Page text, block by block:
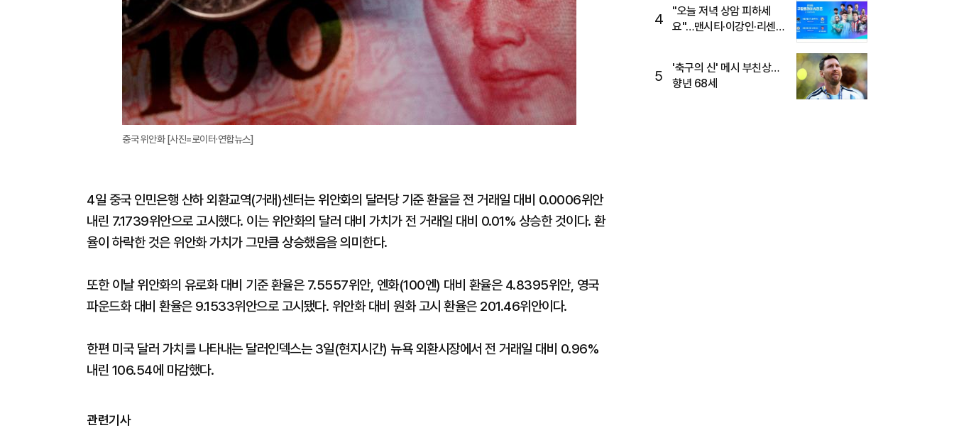
중국 위안화 [사진=로이터·연합뉴스]
4일 중국 인민은행 산하 외환교역(거래)센터는 위안화의 달러당 기준 환율을 전 거래일 대비 0.0006위안
내린 7.1739위안으로 고시했다. 이는 위안화의 달러 대비 가치가 전 거래일 대비 0.01% 상승한 것이다. 환
율이 하락한 것은 위안화 가치가 그만큼 상승했음을 의미한다.
또한 이날 위안화의 유로화 대비 기준 환율은 7.5557위안, 엔화(100엔) 대비 환율은 4.8395위안, 영국
파운드화 대비 환율은 9.1533위안으로 고시됐다. 위안화 대비 원화 고시 환율은 201.46위안이다.
한편 미국 달러 가치를 나타내는 달러인덱스는 3일(현지시간) 뉴욕 외환시장에서 전 거래일 대비 0.96%
내린 106.54에 마감했다.
관련기사
4
"오늘 저녁 상암 피하세
요"…맨시티·이강인·리센느
5
'축구의 신' 메시 부친상…
향년 68세